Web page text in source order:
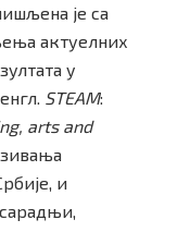
је са
актуелних
у
STEAM:
arts and
и